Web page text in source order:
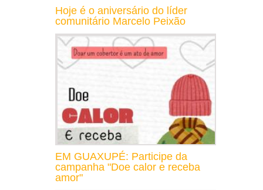
Hoje é o aniversário do líder
comunitário Marcelo Peixão
EM GUAXUPÉ: Participe da
campanha "Doe calor e receba
amor"